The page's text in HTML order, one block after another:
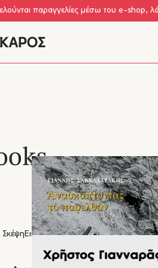
παραγγελίες μέσω του e-shop,
Σκέψη ΕικονογραφημέναΠαιδικάΓονείς &